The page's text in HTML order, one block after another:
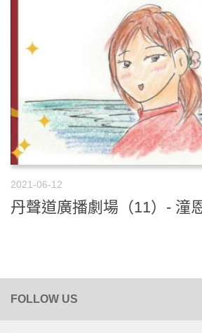
2021-06-12
丹聲道廣播劇場（11）- 潼